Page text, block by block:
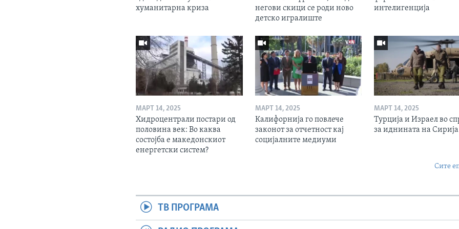
хуманитарна криза
негови скици се роди ново
детско игралиште
интелигенција
МАРТ 14, 2025
Хидроцентрали постари од
половина век: Во каква
состојба е македонскиот
енергетски систем?
МАРТ 14, 2025
Калифорнија го повлече
законот за отчетност кај
социјалните медиуми
МАРТ 14, 2025
Турција и Израел во
за иднината на Сирија
Сите
ТВ ПРОГРАМА